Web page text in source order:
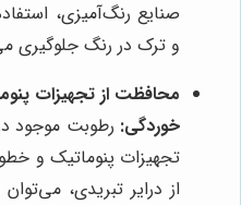
صنایع رنگ‌آمیزی،
و ترک در رنگ جلوگیری
محافظت از تجهیزات
خوردگی: رطوبت موجود
تجهیزات پنوماتیک و
از درایر تبریدی،